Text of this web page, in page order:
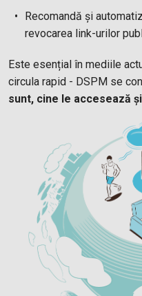
Recomandă și
revocarea link-urilor
Este esențial în mediile
circula rapid - DSPM se
sunt, cine le accesează